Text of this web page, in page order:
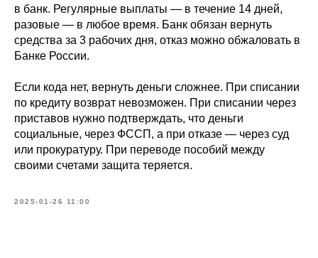
в банк. Регулярные выплаты — в течение 14 дней,
разовые — в любое время. Банк обязан вернуть
средства за 3 рабочих дня, отказ можно обжаловать в
Банке России.
Если кода нет, вернуть деньги сложнее. При списании
по кредиту возврат невозможен. При списании через
приставов нужно подтверждать, что деньги
социальные, через ФССП, а при отказе — через суд
или прокуратуру. При переводе пособий между
своими счетами защита теряется.
2025-01-26 11:00